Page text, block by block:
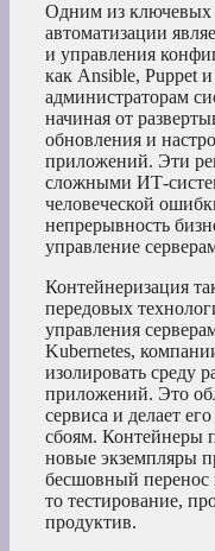
Одним из ключевых
автоматизации
и управления
как Ansible, Puppet
администраторам
начиная от
обновления и
приложений. Эти
сложными ИТ-
человеческой
непрерывность
управление
Контейнеризация
передовых
управления
Kubernetes,
изолировать среду
приложений. Это
сервиса и делает
сбоям. Контейнеры
новые экземпляры
бесшовный перенос
то тестирование,
продуктив.